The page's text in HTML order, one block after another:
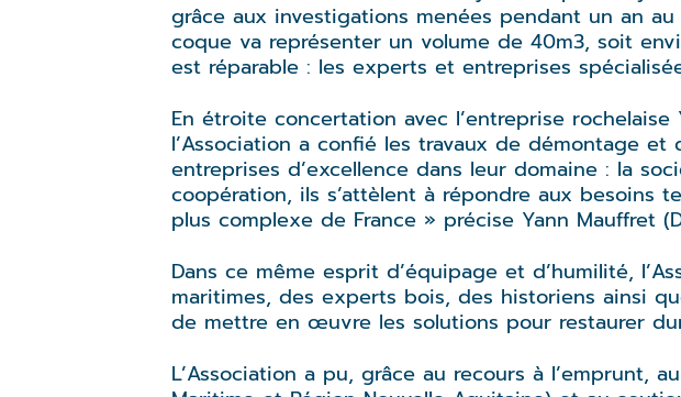
grâce aux investigations menées pendant un an
coque va représenter un volume de 40m3, soit
est réparable : les experts et entreprises
En étroite concertation avec l’entreprise
l’Association a confié les travaux de démontage
entreprises d’excellence dans leur domaine : la
coopération, ils s’attèlent à répondre aux besoins
plus complexe de France » précise Yann Mauffret
Dans ce même esprit d’équipage et d’humilité,
maritimes, des experts bois, des historiens ainsi
de mettre en œuvre les solutions pour restaurer
L’Association a pu, grâce au recours à l’emprunt,